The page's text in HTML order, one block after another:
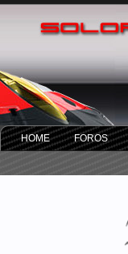
HOME FOROS